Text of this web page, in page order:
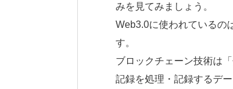
みを見てみましょう。
Web3.0に使われているの
す。
ブロックチェーン技術は
記録を処理・記録するデ